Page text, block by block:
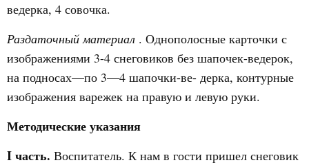
ведерка, 4 совочка.
Раздаточный материал . Однополосные карточки с
изображениями 3-4 снеговиков без шапочек-ведерок,
на подносах—по 3—4 шапочки-ве- дерка, контурные
изображения варежек на правую и левую руки.
Методические указания
I часть. Воспитатель. К нам в гости пришел снеговик